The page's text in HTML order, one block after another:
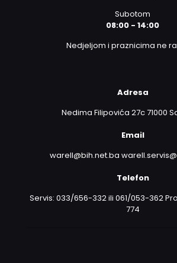
Subotom
08:00 - 14:00
Nedjeljom i praznicima ne
Adresa
Nedima Filipovića 27c 71000
Email
warell@bih.net.ba
Telefon
Servis: 033/656-332 ili 061/053-362
774